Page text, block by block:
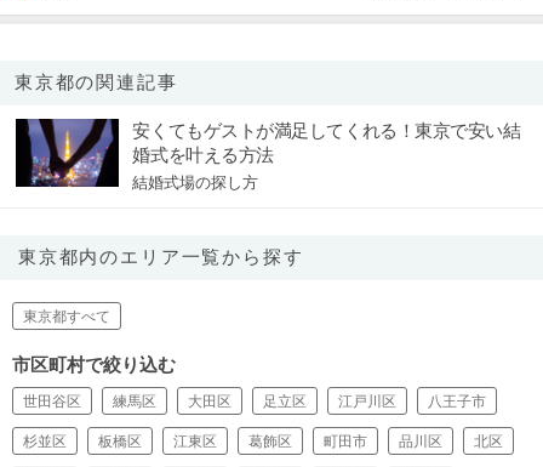
東京都の関連記事
安くてもゲストが満足してくれる！東京で安い結
婚式を叶える方法
結婚式場の探し方
東京都内のエリア一覧から探す
東京都すべて
市区町村で絞り込む
世田谷区 練馬区 大田区 足立区 江戸川区 八王子市
杉並区 板橋区 江東区 葛飾区 町田市 品川区 北区